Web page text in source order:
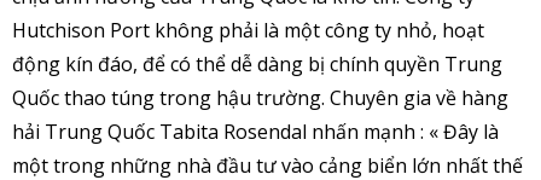
Hutchison Port không phải là một công ty nhỏ, hoạt
động kín đáo, để có thể dễ dàng bị chính quyền Trung
Quốc thao túng trong hậu trường. Chuyên gia về hàng
hải Trung Quốc Tabita Rosendal nhấn mạnh : « Đây là
một trong những nhà đầu tư vào cảng biển lớn nhất thế